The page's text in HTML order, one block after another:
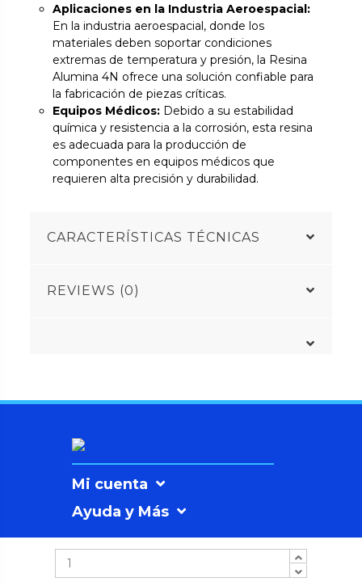
Aplicaciones en la Industria Aeroespacial:
En la industria aeroespacial, donde los
materiales deben soportar condiciones
extremas de temperatura y presión, la Resina
Alumina 4N ofrece una solución confiable para
la fabricación de piezas críticas.
Equipos Médicos: Debido a su estabilidad
química y resistencia a la corrosión, esta resina
es adecuada para la producción de
componentes en equipos médicos que
requieren alta precisión y durabilidad.
CARACTERÍSTICAS TÉCNICAS
REVIEWS (0)
Mi cuenta
Ayuda y Más